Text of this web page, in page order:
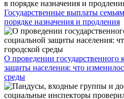
Государственные выплаты
порядке назначения и продления
О проведении государственного
защиты населения: что
среды